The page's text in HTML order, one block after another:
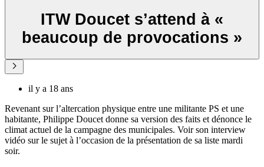
ITW Doucet s’attend à «
beaucoup de provocations »
il y a 18 ans
Revenant sur l’altercation physique entre une militante PS et une
habitante, Philippe Doucet donne sa version des faits et dénonce le
climat actuel de la campagne des municipales. Voir son interview
vidéo sur le sujet à l’occasion de la présentation de sa liste mardi
soir.